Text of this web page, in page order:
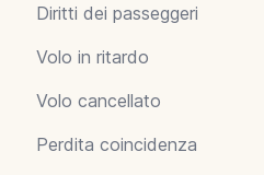
Diritti dei passeggeri
Volo in ritardo
Volo cancellato
Perdita coincidenza